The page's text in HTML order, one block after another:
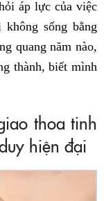
áp lực của việc
sống bằng
quang năm nào,
thành, biết mình
thoa tinh
hiện đại